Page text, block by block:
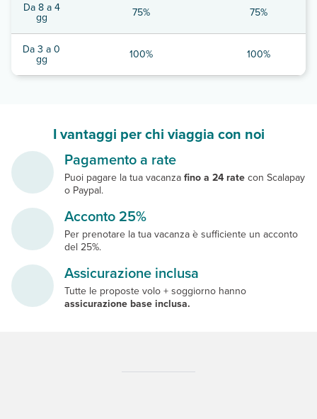
Da 8 a 4
gg 75% 75%
Da 3 a 0
gg 100% 100%
I vantaggi per chi viaggia con noi
Pagamento a rate
Puoi pagare la tua vacanzafino a 24 ratecon Scalapay
o Paypal.
Acconto 25%
Per prenotare la tua vacanza è sufficiente un acconto
del 25%.
Assicurazione inclusa
Tutte le proposte volo + soggiorno hanno
assicurazione base inclusa.